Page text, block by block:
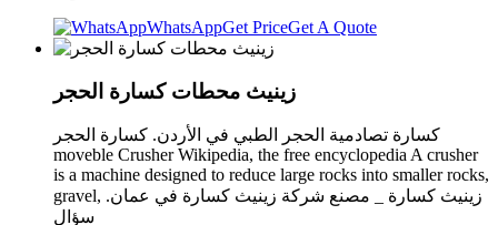
WhatsAppGet PriceGet A Quote
زينيث محطات كسارة الحجر
كسارة تصادمية الحجر الطبي في الأردن. كسارة الحجر
moveble Crusher Wikipedia, the free encyclopedia A crusher
is a machine designed to reduce large rocks into smaller rocks,
gravel, زينيث كسارة _ مصنع شركة زينيث كسارة في عمان.
سؤال